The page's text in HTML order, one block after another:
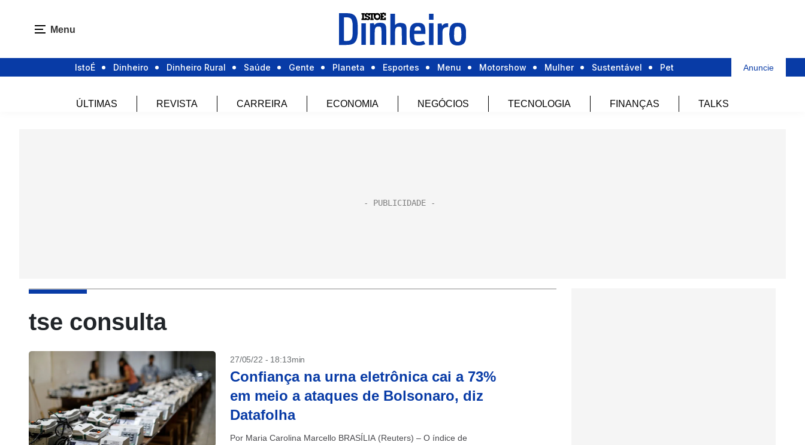
Menu
IstoÉ Dinheiro Dinheiro Rural Saúde Gente Planeta Esportes Menu Motorshow Mulher Sustentável Pet Anuncie
ÚLTIMAS REVISTA CARREIRA ECONOMIA NEGÓCIOS TECNOLOGIA FINANÇAS TALKS
tse consulta
27/05/22 - 18:13min
Confiança na urna eletrônica cai a 73%
em meio a ataques de Bolsonaro, diz
Datafolha
Por Maria Carolina Marcello BRASÍLIA (Reuters) – O índice de